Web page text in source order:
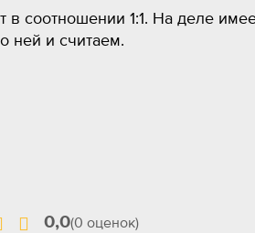
в соотношении 1:1. На деле
ней и считаем.
0,0(0 оценок)